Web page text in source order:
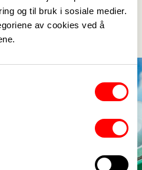
og til bruk i sosiale medier.
av cookies ved å